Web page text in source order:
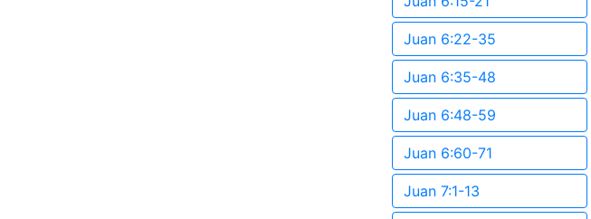
Juan 6:22-35
Juan 6:35-48
Juan 6:48-59
Juan 6:60-71
Juan 7:1-13